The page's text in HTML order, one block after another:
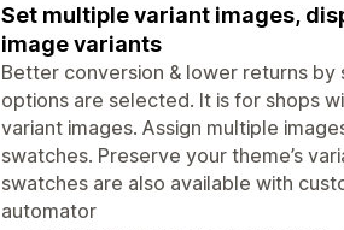
Set multiple variant images,
image variants
Better conversion & lower returns
options are selected. It is for shops
variant images. Assign multiple
swatches. Preserve your theme’s
swatches are also available with
automator